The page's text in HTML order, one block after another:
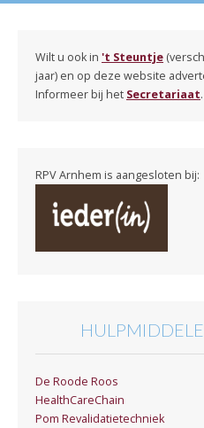
Wilt u ook in 't Steuntje
jaar) en op deze website
Informeer bij het Secretariaat.
RPV Arnhem is aangesloten bij:
De Roode Roos
HealthCareChain
Pom Revalidatietechniek